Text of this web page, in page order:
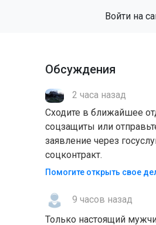
Войти на
Обсуждения
2 часа назад
Сходите в ближайшее
соцзащиты или
заявление через
соцконтракт.
Помогите открыть свое
9 часов назад
Только настоящий